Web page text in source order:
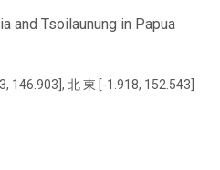
and Tsoilaunung in Papua
146.903], 北 東 [-1.918, 152.543]